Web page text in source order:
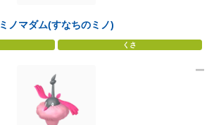
ミノマダム(すなちのミノ)
くさ